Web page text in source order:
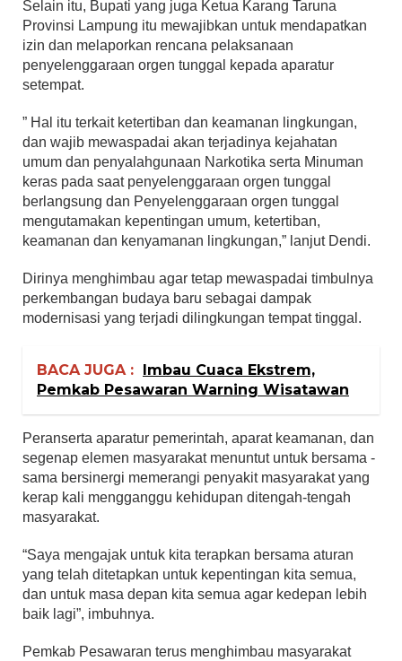
Selain itu, Bupati yang juga Ketua Karang Taruna
Provinsi Lampung itu mewajibkan untuk mendapatkan
izin dan melaporkan rencana pelaksanaan
penyelenggaraan orgen tunggal kepada aparatur
setempat.
” Hal itu terkait ketertiban dan keamanan lingkungan,
dan wajib mewaspadai akan terjadinya kejahatan
umum dan penyalahgunaan Narkotika serta Minuman
keras pada saat penyelenggaraan orgen tunggal
berlangsung dan Penyelenggaraan orgen tunggal
mengutamakan kepentingan umum, ketertiban,
keamanan dan kenyamanan lingkungan,” lanjut Dendi.
Dirinya menghimbau agar tetap mewaspadai timbulnya
perkembangan budaya baru sebagai dampak
modernisasi yang terjadi dilingkungan tempat tinggal.
BACA JUGA :
Imbau Cuaca Ekstrem,
Pemkab Pesawaran Warning Wisatawan
Peranserta aparatur pemerintah, aparat keamanan, dan
segenap elemen masyarakat menuntut untuk bersama -
sama bersinergi memerangi penyakit masyarakat yang
kerap kali mengganggu kehidupan ditengah-tengah
masyarakat.
“Saya mengajak untuk kita terapkan bersama aturan
yang telah ditetapkan untuk kepentingan kita semua,
dan untuk masa depan kita semua agar kedepan lebih
baik lagi”, imbuhnya.
Pemkab Pesawaran terus menghimbau masyarakat